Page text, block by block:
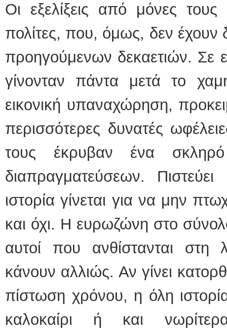
Οι εξελίξεις από μόνες
πολίτες, που, όμως, δεν έχουν
προηγούμενων δεκαετιών. Σε
γίνονταν πάντα μετά το
εικονική υπαναχώρηση,
περισσότερες δυνατές
τους έκρυβαν ένα
διαπραγματεύσεων.
ιστορία γίνεται για να μην
και όχι. Η ευρωζώνη στο
αυτοί που ανθίστανται στη
κάνουν αλλιώς. Αν γίνει
πίστωση χρόνου, η όλη
καλοκαίρι ή και